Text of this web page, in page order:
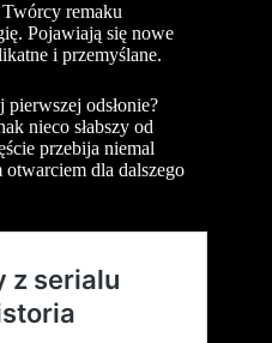
remaku
Pojawiają się nowe
i przemyślane.
odsłonie?
nieco słabszy od
przebija niemal
otwarciem dla dalszego